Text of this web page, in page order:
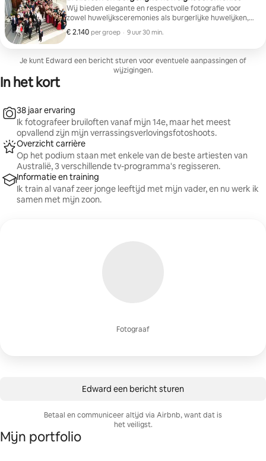
nauwkeurige nabewerking leveren wij hoogwaardig
materiaal voor promotie, streaming, sociale media en
willen versterken.
Wij bieden elegante en respectvolle fotografie voor
zowel huwelijksceremonies als burgerlijke huwelijken,
waarbij we met zorg de emotie, de details en de
betekenis van jullie dag vastleggen. Of jullie feest nu
leggen momenten op een natuurlijke en mooie manier
vast. Met professionele begeleiding, discrete opnames
en een strakke montage ontvang je tijdloze foto’s en
€ 2.140 per groep
€ 2.140 per groep
, · 9 uur 30 min.
Je kunt Edward een bericht sturen voor eventuele aanpassingen of
wijzigingen.
In het kort
Fotograaf
38 jaar ervaring
Ik fotografeer bruiloften vanaf mijn 14e, maar het meest
opvallend zijn mijn verrassingsverlovingsfotoshoots.
Overzicht carrière
Op het podium staan met enkele van de beste artiesten van
Australië, 3 verschillende tv-programma's regisseren.
Informatie en training
Ik train al vanaf zeer jonge leeftijd met mijn vader, en nu werk ik
samen met mijn zoon.
Edward een bericht sturen
Betaal en communiceer altijd via Airbnb, want dat is
het veiligst.
Mijn portfolio